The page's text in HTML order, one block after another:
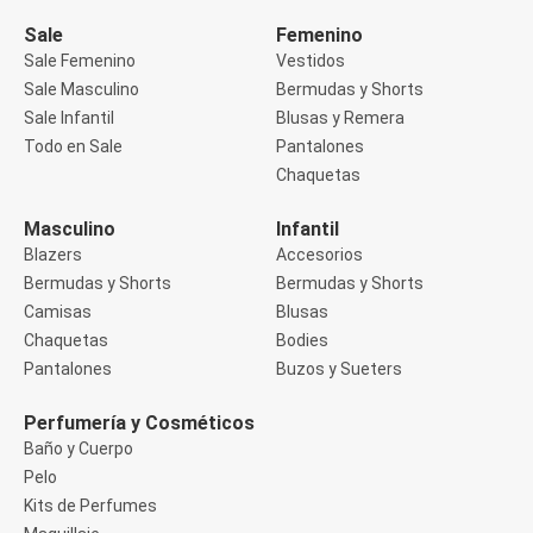
Manga Corta
Manga Larga
Musculosa
Soutien sin Bretel
Pantalones
Algodón
Jean
Jogger
Legging
Pantacourt
Pantalona
Social
Chaquetas
Chaquetas
Chaquetas de punto
Saco liviano
Sacos de invierno
Trench Coats
Sale
Sale Femenino
Sale Masculino
Sale Infantil
Todo en Sale
Femenino
Vestidos
Bermudas y Shorts
Blusas y Remera
Pantalones
Chaquetas
Masculino
Blazers
Bermudas y Shorts
Camisas
Chaquetas
Pantalones
Infantil
Accesorios
Bermudas y Shorts
Blusas
Bodies
Buzos y Sueters
Perfumería y Cosméticos
Baño y Cuerpo
Pelo
Kits de Perfumes